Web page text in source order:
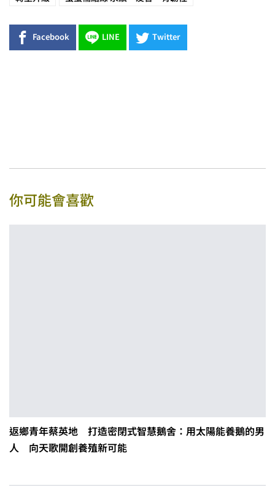
Facebook LINE Twitter
你可能會喜歡
返鄉青年蔡英地 打造密閉式智慧鵝舍：用太陽能養鵝的男
人 向天歌開創養殖新可能